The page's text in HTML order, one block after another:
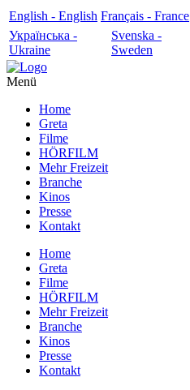
English - English Français - France
Українська -
Ukraine
Svenska -
Sweden
Menü
Home
Greta
Filme
HÖRFILM
Mehr Freizeit
Branche
Kinos
Presse
Kontakt
Home
Greta
Filme
HÖRFILM
Mehr Freizeit
Branche
Kinos
Presse
Kontakt